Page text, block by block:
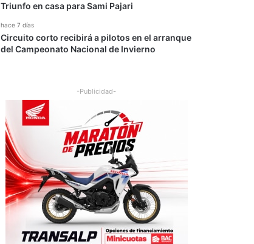
Triunfo en casa para Sami Pajari
hace 7 días
Circuito corto recibirá a pilotos en el arranque
del Campeonato Nacional de Invierno
-Publicidad-